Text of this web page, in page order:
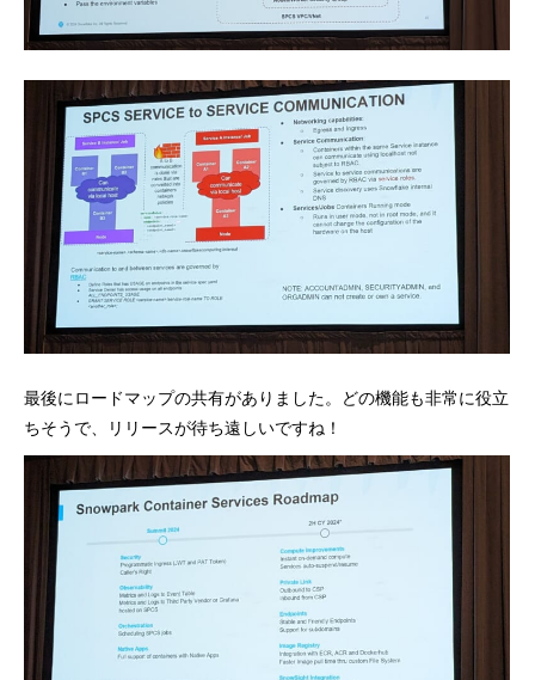
最後にロードマップの共有がありました。どの機能も非常に役立
ちそうで、リリースが待ち遠しいですね！